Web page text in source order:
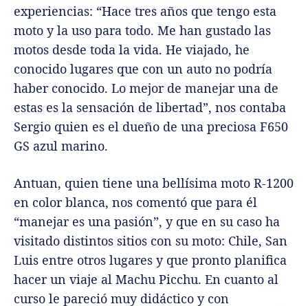
experiencias: “Hace tres años que tengo esta
moto y la uso para todo. Me han gustado las
motos desde toda la vida. He viajado, he
conocido lugares que con un auto no podría
haber conocido. Lo mejor de manejar una de
estas es la sensación de libertad”, nos contaba
Sergio quien es el dueño de una preciosa F650
GS azul marino.
Antuan, quien tiene una bellísima moto R-1200
en color blanca, nos comentó que para él
“manejar es una pasión”, y que en su caso ha
visitado distintos sitios con su moto: Chile, San
Luis entre otros lugares y que pronto planifica
hacer un viaje al Machu Picchu. En cuanto al
curso le pareció muy didáctico y con